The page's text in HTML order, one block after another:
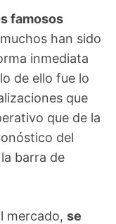
famosos
han sido
inmediata
de ello fue lo
que
que de la
del
barra de
mercado, se